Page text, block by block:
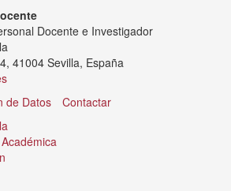
Docente e Investigador
41004 Sevilla, España
de Datos
Contactar